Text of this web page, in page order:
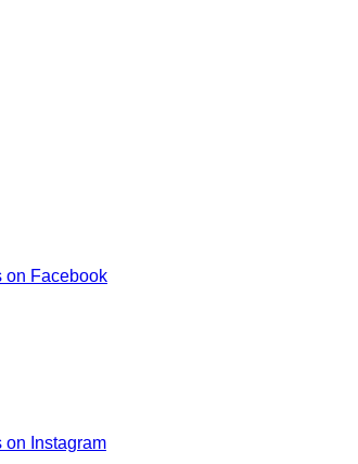
on Facebook
on Instagram